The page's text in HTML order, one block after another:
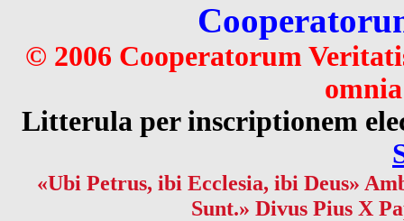
© 2006 Cooperatorum
Litterula per inscriptionem
«Ubi Petrus, ibi Ecclesia, ibi Deus»
Sunt.» Divus Pius X